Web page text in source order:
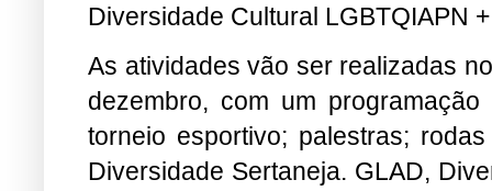
Diversidade Cultural LGBTQIAPN
As atividades vão ser realizadas
dezembro, com um
torneio esportivo; palestras;
Diversidade Sertaneja. GLAD,